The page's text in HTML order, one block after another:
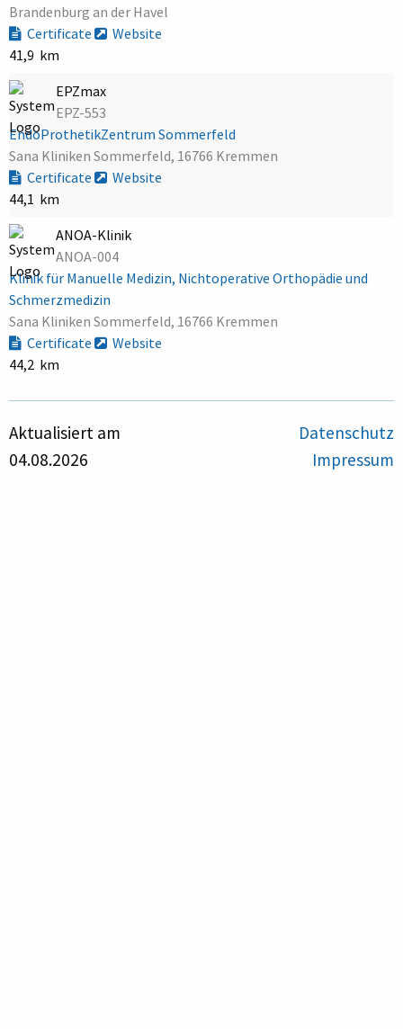
Brandenburg an der Havel
Certificate
Website
41,9 km
EPZmax
EPZ-553
EndoProthetikZentrum Sommerfeld
Sana Kliniken Sommerfeld, 16766 Kremmen
Certificate
Website
44,1 km
ANOA-Klinik
ANOA-004
Klinik für Manuelle Medizin, Nichtoperative Orthopädie und
Schmerzmedizin
Sana Kliniken Sommerfeld, 16766 Kremmen
Certificate
Website
44,2 km
Aktualisiert am
04.08.2026
Datenschutz
Impressum